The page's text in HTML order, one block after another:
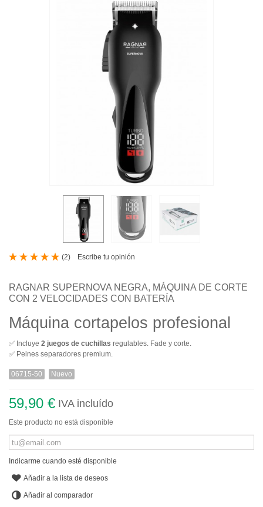
(2) Escribe tu opinión
RAGNAR SUPERNOVA NEGRA, MÁQUINA DE CORTE
CON 2 VELOCIDADES CON BATERÍA
Máquina cortapelos profesional
✅ Incluye 2 juegos de cuchillas regulables. Fade y corte.
✅ Peines separadores premium.
06715-50 Nuevo
59,90 € IVA incluído
Este producto no está disponible
Indicarme cuando esté disponible
Añadir a la lista de deseos
Añadir al comparador